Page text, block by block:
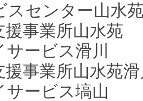
スセンター山水
援事業所山水苑
ービス滑川
援事業所山水苑
サービス塙山